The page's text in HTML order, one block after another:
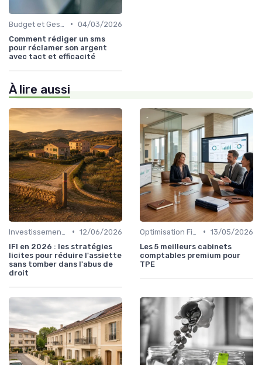
• 04/03/2026
Comment rédiger un sms
pour réclamer son argent
avec tact et efficacité
À lire aussi
• 12/06/2026
IFI en 2026 : les stratégies
licites pour réduire l'assiette
sans tomber dans l'abus de
droit
• 13/05/2026
Les 5 meilleurs cabinets
comptables premium pour
TPE